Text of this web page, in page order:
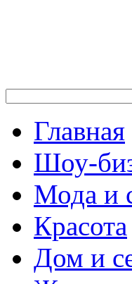
Главная
Шоу-
Мода и
Красота
Дом и